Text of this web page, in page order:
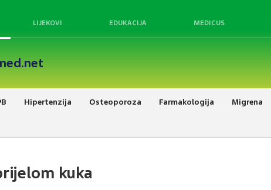
LIJEKOVI EDUKACIJA MEDICUS
Hipertenzija Osteoporoza Farmakologija Migrena
kuka